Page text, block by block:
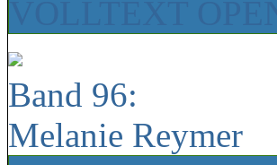
Band 96:
Melanie Reymer